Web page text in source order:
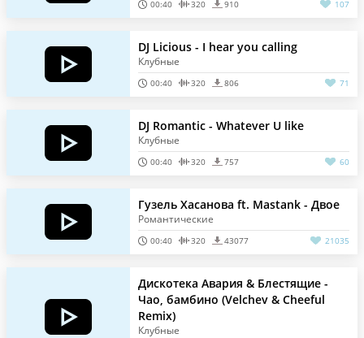
00:40 320 910 107
DJ Licious - I hear you calling
Клубные
00:40 320 806 71
DJ Romantic - Whatever U like
Клубные
00:40 320 757 60
Гузель Хасанова ft. Mastank - Двое
Романтические
00:40 320 43077 21035
Дискотека Авария & Блестящие -
Чао, бамбино (Velchev & Cheeful
Remix)
Клубные